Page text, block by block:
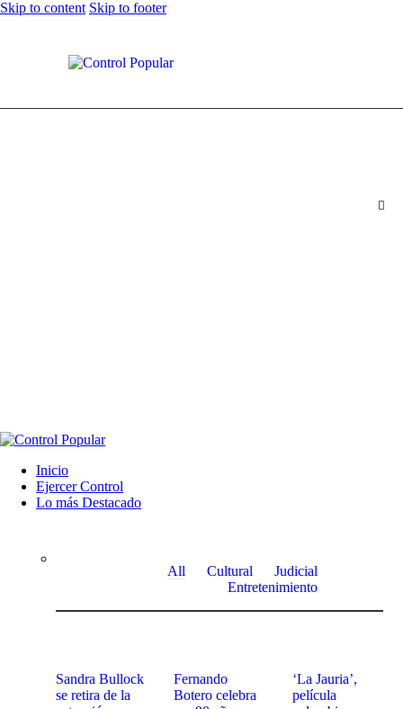
Skip to content Skip to footer
Inicio
Ejercer Control
Lo más Destacado
All Cultural
Judicial
Entretenimiento
Sandra Bullock
se retira de la
Fernando
Botero celebra
‘La Jauria’,
película